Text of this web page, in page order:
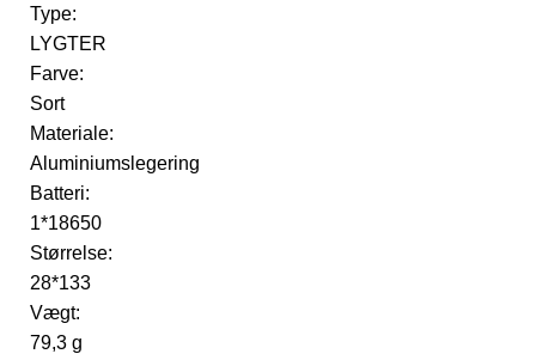
Type:
LYGTER
Farve:
Sort
Materiale:
Aluminiumslegering
Batteri:
1*18650
Størrelse:
28*133
Vægt:
79,3 g